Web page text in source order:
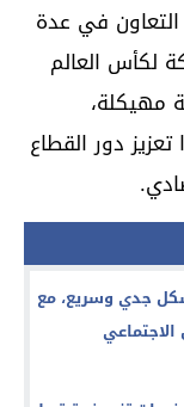
في عدة
لكأس العالم
مهيكلة،
دور القطاع
جدي وسريع، مع